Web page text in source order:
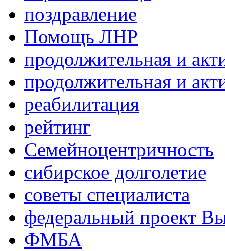
поздравление
Помощь ЛНР
продолжительная и
продолжительная и
реабилитация
рейтинг
Семейноцентричность
сибирское долголетие
советы специалиста
федеральный проект
ФМБА